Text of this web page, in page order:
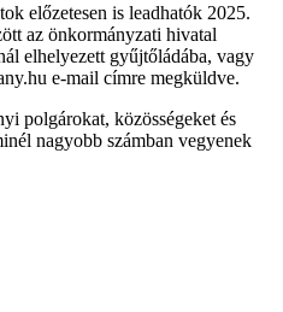
előzetesen is leadhatók 2025.
az önkormányzati hivatal
elhelyezett gyűjtőládába, vagy
e-mail címre megküldve.
polgárokat, közösségeket és
nagyobb számban vegyenek